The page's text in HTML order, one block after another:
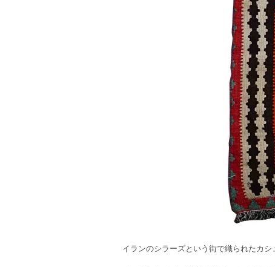
イランのシラーズという街で織られたカシ